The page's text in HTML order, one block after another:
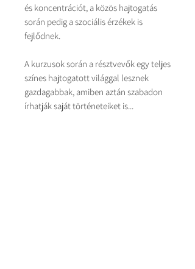
és koncentrációt, a közös hajtogatás
során pedig a szociális érzékek is
fejlődnek.
A kurzusok során a résztvevők egy teljes
színes hajtogatott világgal lesznek
gazdagabbak, amiben aztán szabadon
írhatják saját történeteiket is...